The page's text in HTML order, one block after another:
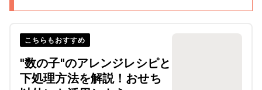
こちらもおすすめ
"数の子"のアレンジレシピと
下処理方法を解説！おせち